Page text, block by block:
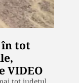
tot
VIDEO